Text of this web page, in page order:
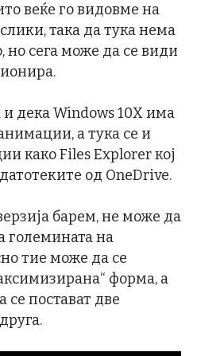
веќе го видовме на
така да тука нема
но сега може да се види
дека Windows 10X има
а тука се и
како Files Explorer кој
од OneDrive.
барем, не може да
големината на
тие може да се
форма, а
се постават две